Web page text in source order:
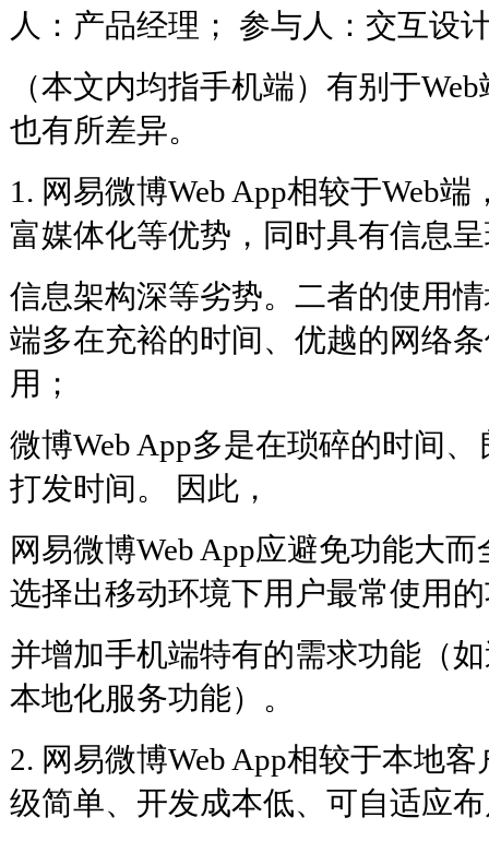
人：产品经理； 参与人：交互设
（本文内均指手机端）有别于
也有所差异。
1. 网易微博Web App相较于Web
富媒体化等优势，同时具有信息
信息架构深等劣势。二者的使用
端多在充裕的时间、优越的网络
用；
微博Web App多是在琐碎的时间
打发时间。 因此，
网易微博Web App应避免功能大
选择出移动环境下用户最常使用
并增加手机端特有的需求功能（
本地化服务功能）。
2. 网易微博Web App相较于本地
级简单、开发成本低、可自适应